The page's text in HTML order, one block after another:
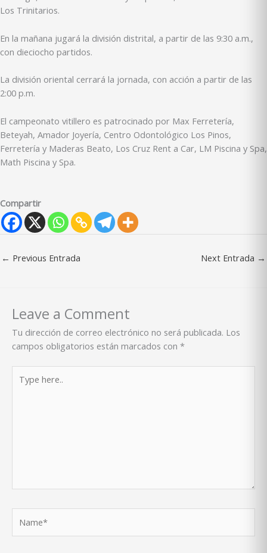
Los Trinitarios.
En la mañana jugará la división distrital, a partir de las 9:30 a.m.,
con dieciocho partidos.
La división oriental cerrará la jornada, con acción a partir de las
2:00 p.m.
El campeonato vitillero es patrocinado por Max Ferretería,
Beteyah, Amador Joyería, Centro Odontológico Los Pinos,
Ferretería y Maderas Beato, Los Cruz Rent a Car, LM Piscina y Spa,
Math Piscina y Spa.
Compartir
← Previous Entrada Next Entrada →
Leave a Comment
Tu dirección de correo electrónico no será publicada. Los
campos obligatorios están marcados con *
here..